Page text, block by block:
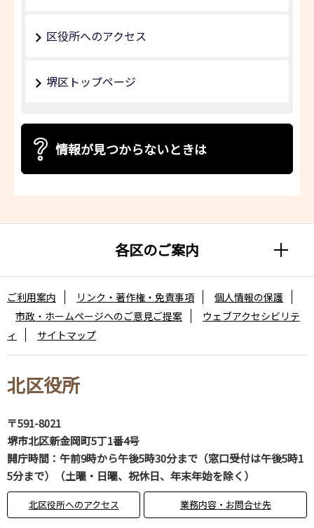
区役所へのアクセス
堺区トップページ
情報が見つからないときは
各区のご案内
北区役所
〒591-8021
堺市北区新金岡町5丁1番4号
開庁時間：午前9時から午後5時30分まで（窓口受付は午後5時1
5分まで）（土曜・日曜、祝休日、年末年始を除く）
北区役所へのアクセス 業務内容・お問合せ先
ご利用案内 リンク・著作権・免責事項
個人情報の保護
市政・ホームページへのご意見ご提案
ウェブアクセシビリテ
ィ
サイトマップ